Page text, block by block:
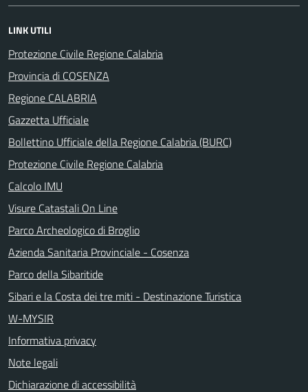
LINK UTILI
Protezione Civile Regione Calabria
Provincia di COSENZA
Regione CALABRIA
Gazzetta Ufficiale
Bollettino Ufficiale della Regione Calabria (BURC)
Protezione Civile Regione Calabria
Calcolo IMU
Visure Catastali On Line
Parco Archeologico di Broglio
Azienda Sanitaria Provinciale - Cosenza
Parco della Sibaritide
Sibari e la Costa dei tre miti - Destinazione Turistica
W-MYSIR
Informativa privacy
Note legali
Dichiarazione di accessibilità